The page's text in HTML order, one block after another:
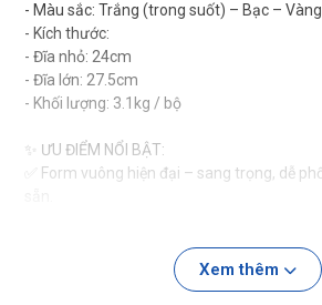
- Màu sắc: Trắng (trong suốt) – Bạc –
- Kích thước:
- Đĩa nhỏ: 24cm
- Đĩa lớn: 27.5cm
- Khối lượng: 3.1kg / bộ
✨ ƯU ĐIỂM NỔI BẬT:
✅ Form vuông hiện đại – sang trọng, dễ
✅ Không chứa chì, an toàn cho sức khỏe.
✅ Phù hợp decor bàn tiệc, nhà hàng, quán
Xem thêm